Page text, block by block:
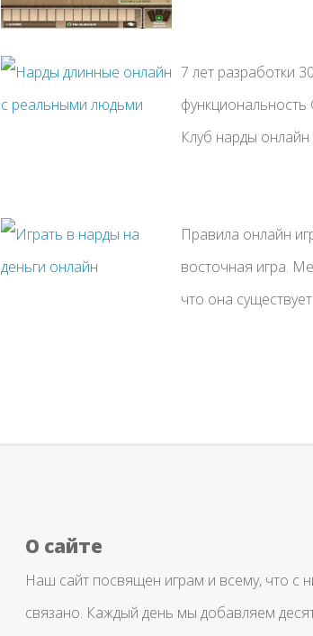
7 лет разработки
Клуб нарды
Правила онлайн
восточная игра.
что она
О сайте
Наш сайт посвящен играм и всему, что с
связано. Каждый день мы добавляем